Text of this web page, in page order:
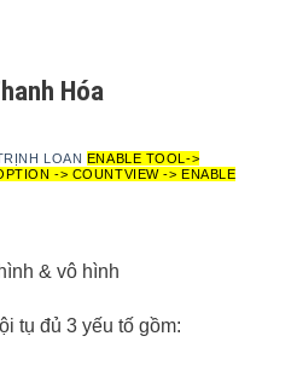
Hóa
LOAN ENABLE TOOL->
-> COUNTVIEW -> ENABLE
& vô hình
tụ đủ 3 yếu tố gồm: